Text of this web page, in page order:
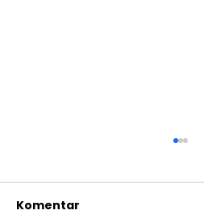
Komentar